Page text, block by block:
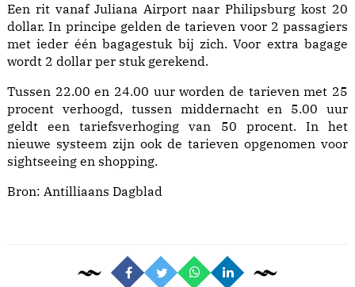
Een rit vanaf Juliana Airport naar Philipsburg kost 20
dollar. In principe gelden de tarieven voor 2 passagiers
met ieder één bagagestuk bij zich. Voor extra bagage
wordt 2 dollar per stuk gerekend.
Tussen 22.00 en 24.00 uur worden de tarieven met 25
procent verhoogd, tussen middernacht en 5.00 uur
geldt een tariefsverhoging van 50 procent. In het
nieuwe systeem zijn ook de tarieven opgenomen voor
sightseeing en shopping.
Bron: Antilliaans Dagblad